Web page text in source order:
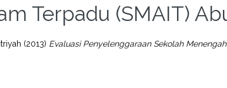
Terpadu (SMAIT)
(2013) Evaluasi Penyelenggaraan Sekolah